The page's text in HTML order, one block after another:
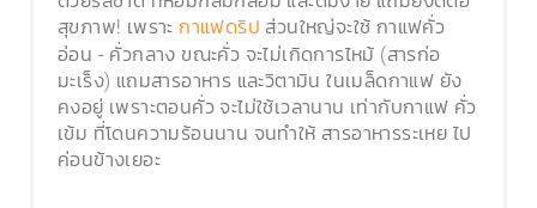
สุขภาพ! เพราะกาแฟดริป ส่วนใหญ่จะใช้ กาแฟคั่ว
อ่อน - คั่วกลาง ขณะคั่ว จะไม่เกิดการไหม้ (สารก่อ
มะเร็ง) แถมสารอาหาร และวิตามิน ในเมล็ดกาแฟ ยัง
คงอยู่ เพราะตอนคั่ว จะไม่ใช้เวลานาน เท่ากับกาแฟ คั่ว
เข้ม ที่โดนความร้อนนาน จนทำให้ สารอาหารระเหย ไป
ค่อนข้างเยอะ